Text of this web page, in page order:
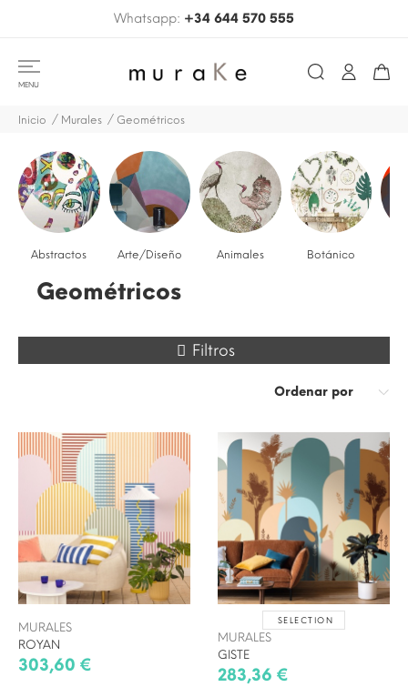
Whatsapp: +34 644 570 555
MENU
Inicio Murales Geométricos
Abstractos Arte/Diseño Animales Botánico
Geométricos
Filtros
Ordenar por
MURALES
ROYAN
303,60 €
SELECTION
MURALES
GISTE
283,36 €